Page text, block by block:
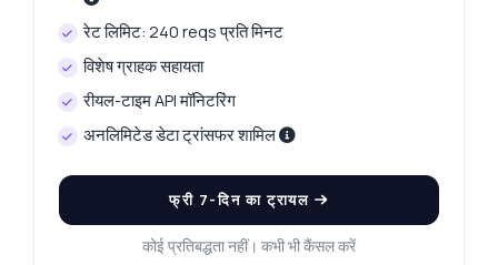
रेट लिमिट: 240 reqs प्रति मिनट
विशेष ग्राहक सहायता
रीयल-टाइम API मॉनिटरिंग
अनलिमिटेड डेटा ट्रांसफर शामिल
फ्री 7-दिन का ट्रायल
कोई प्रतिबद्धता नहीं। कभी भी कैंसल करें